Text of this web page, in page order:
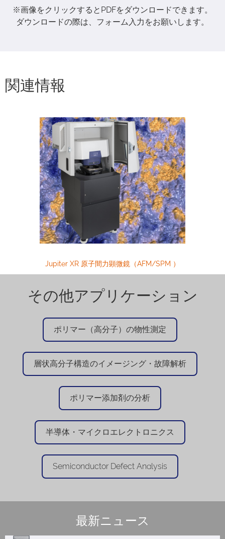
※画像をクリックするとPDFをダウンロードできます。
ダウンロードの際は、フォーム入力をお願いします。
関連情報
Jupiter XR 原子間力顕微鏡（AFM/SPM ）
その他アプリケーション
ポリマー（高分子）の物性測定
層状高分子構造のイメージング・故障解析
ポリマー添加剤の分析
半導体・マイクロエレクトロニクス
Semiconductor Defect Analysis
最新ニュース